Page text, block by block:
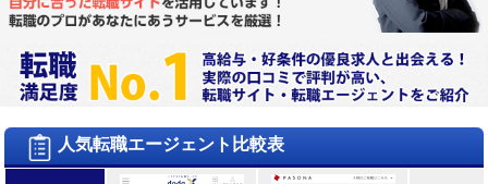
人気転職エージェント比較表